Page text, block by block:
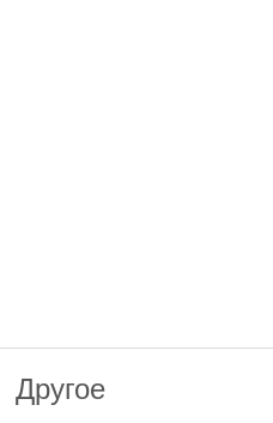
Другое